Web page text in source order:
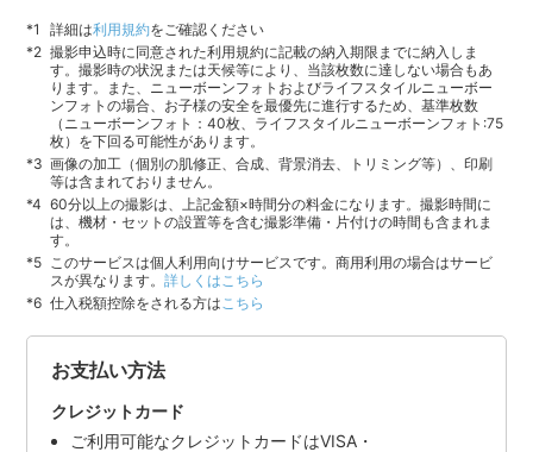
詳細は利用規約をご確認ください
撮影申込時に同意された利用規約に記載の納入期限までに納入しま
す。撮影時の状況または天候等により、当該枚数に達しない場合もあ
ります。また、ニューボーンフォトおよびライフスタイルニューボー
ンフォトの場合、お子様の安全を最優先に進行するため、基準枚数
（ニューボーンフォト：40枚、ライフスタイルニューボーンフォト:75
枚）を下回る可能性があります。
画像の加工（個別の肌修正、合成、背景消去、トリミング等）、印刷
等は含まれておりません。
60分以上の撮影は、上記金額×時間分の料金になります。撮影時間に
は、機材・セットの設置等を含む撮影準備・片付けの時間も含まれま
す。
このサービスは個人利用向けサービスです。商用利用の場合はサービ
スが異なります。詳しくはこちら
仕入税額控除をされる方は こちら
お支払い方法
クレジットカード
ご利用可能なクレジットカードはVISA・